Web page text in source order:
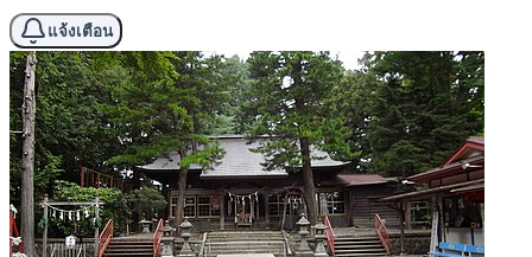
แจ้งเตือน